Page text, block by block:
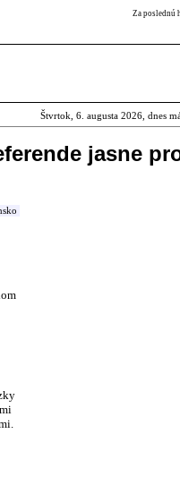
Za poslednú
Štvrtok, 6. augusta 2026, dnes
jasne